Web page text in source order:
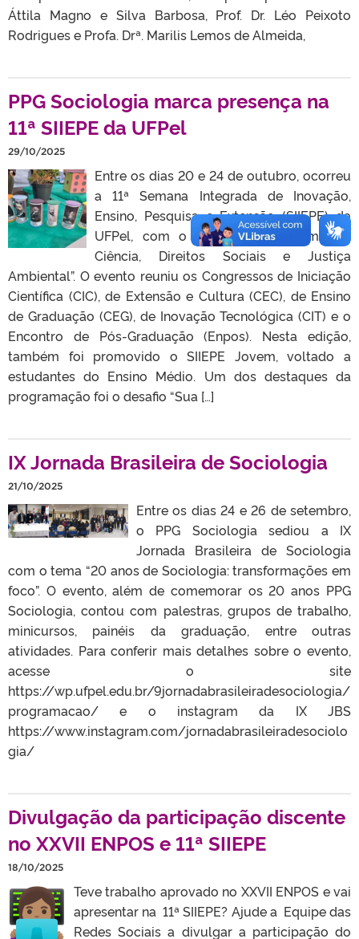
Áttila Magno e Silva Barbosa, Prof. Dr. Léo Peixoto
Rodrigues e Profa. Drª. Marilis Lemos de Almeida,
PPG Sociologia marca presença na
11ª SIIEPE da UFPel
29/10/2025
Entre os dias 20 e 24 de outubro, ocorreu
a 11ª Semana Integrada de Inovação,
Ensino, Pesquisa e Extensão (SIIEPE) da
UFPel, com o tema “UFPel Afirmativa:
Ciência, Direitos Sociais e Justiça
Ambiental”. O evento reuniu os Congressos de Iniciação
Científica (CIC), de Extensão e Cultura (CEC), de Ensino
de Graduação (CEG), de Inovação Tecnológica (CIT) e o
Encontro de Pós-Graduação (Enpos). Nesta edição,
também foi promovido o SIIEPE Jovem, voltado a
estudantes do Ensino Médio. Um dos destaques da
programação foi o desafio “Sua […]
IX Jornada Brasileira de Sociologia
21/10/2025
Entre os dias 24 e 26 de setembro,
o PPG Sociologia sediou a IX
Jornada Brasileira de Sociologia
com o tema “20 anos de Sociologia: transformações em
foco”. O evento, além de comemorar os 20 anos PPG
Sociologia, contou com palestras, grupos de trabalho,
minicursos, painéis da graduação, entre outras
atividades. Para conferir mais detalhes sobre o evento,
acesse o site
https://wp.ufpel.edu.br/9jornadabrasileiradesociologia/
programacao/ e o instagram da IX JBS
https://www.instagram.com/jornadabrasileiradesociolo
gia/
Divulgação da participação discente
no XXVII ENPOS e 11ª SIIEPE
18/10/2025
Teve trabalho aprovado no XXVII ENPOS e vai
apresentar na 11ª SIIEPE? Ajude a Equipe das
Redes Sociais a divulgar a participação do